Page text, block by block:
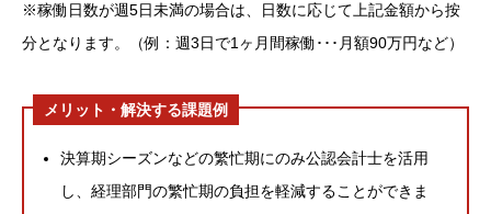
※稼働日数が週5日未満の場合は、日数に応じて上記金額から按
分となります。（例：週3日で1ヶ月間稼働･･･月額90万円など）
メリット・解決する課題例
決算期シーズンなどの繁忙期にのみ公認会計士を活用
し、経理部門の繁忙期の負担を軽減することができま